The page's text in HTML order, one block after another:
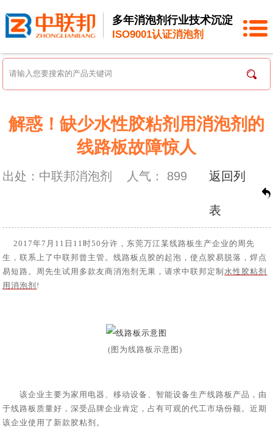
多年消泡剂行业技术沉淀
ISO9001认证消泡剂
解惑！缺少水性胶粘剂用消泡剂的
线路板故障惊人
出处：中联邦消泡剂 人气： 899 返回列
表
2017年7月11日11时50分许，东莞万江某线路板生产企业的周先
生，联系上了中联邦曾主管。线路板点胶的起泡，使点胶易脱落，焊点
易短路。周先生试用多款友商消泡剂无果，请求中联邦定制水性胶粘剂
用消泡剂 !
(图为线路板示意图)
该企业主要为家用电器、移动设备、智能设备生产线路板产品，由
于线路板质量好，深受品牌企业肯定，占有可观的代工市场份额。近期
该企业使用了新款胶粘剂。